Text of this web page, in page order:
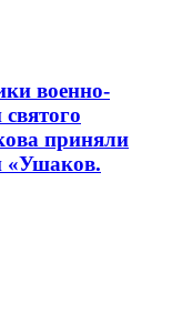
военно-
приняли
«Ушаков.